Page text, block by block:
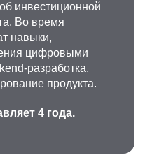
инвестиционной
Во время
навыки,
цифровыми
разработка,
продукта.
4 года.